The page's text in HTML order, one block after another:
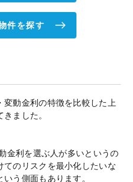
件を探す
動金利の特徴を比較した上
ました。
金利を選ぶ人が多いというの
のリスクを最小化したいな
う側面もあります。